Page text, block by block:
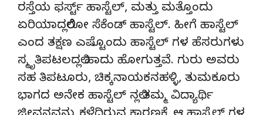
ರಸ್ತೆಯ ಫರ್ಸ್ಟ್ ಹಾಸ್ಟೆಲ್, ಮತ್ತು ಮತ್ತೊಂದು
ಏರಿಯಾದಲ್ಲಿರೋ ಸೆಕೆಂಡ್ ಹಾಸ್ಟೆಲ್. ಹೀಗೆ ಹಾಸ್ಟೆಲ್
ಎಂದ ತಕ್ಷಣ ಎಷ್ಟೊಂದು ಹಾಸ್ಟೆಲ್ ಗಳ ಹೆಸರುಗಳು
ಸ್ಮೃತಿಪಟಲದಲ್ಲಿ ಹಾದು ಹೋಗುತ್ತವೆ. ಗುರು ಅವರು
ಸಹ ತಿಪಟೂರು, ಚಿಕ್ಕನಾಯಕನಹಳ್ಳಿ, ತುಮಕೂರು
ಭಾಗದ ಅನೇಕ ಹಾಸ್ಟೆಲ್ ನಲ್ಲಿ ತಮ್ಮ ವಿದ್ಯಾರ್ಥಿ